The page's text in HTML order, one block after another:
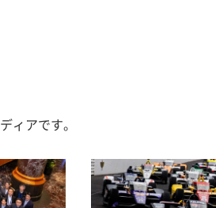
ィアです。